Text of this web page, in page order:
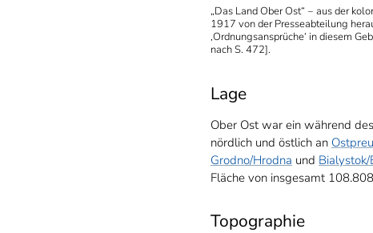
„Das Land Ober Ost“ ‒ aus der
1917 von der Presseabteilung
‚Ordnungsansprüche‘ in diesem
nach S. 472].
Lage
Ober Ost war ein während
nördlich und östlich an
Grodno/Hrodna und Bialystok/
Fläche von insgesamt
Topographie